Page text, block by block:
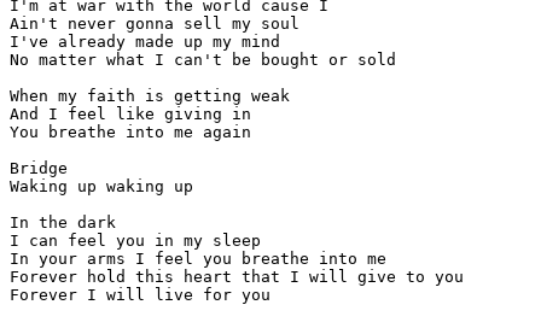
I'm at war with the world cause I
Ain't never gonna sell my soul
I've already made up my mind
No matter what I can't be bought or sold
When my faith is getting weak
And I feel like giving in
You breathe into me again
Bridge
Waking up waking up
In the dark
I can feel you in my sleep
In your arms I feel you breathe into me
Forever hold this heart that I will give to you
Forever I will live for you